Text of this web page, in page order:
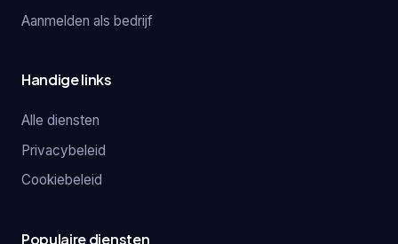
Aanmelden als bedrijf
Handige links
Alle diensten
Privacybeleid
Cookiebeleid
Populaire diensten